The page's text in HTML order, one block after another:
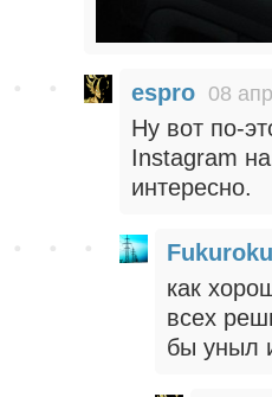
espro 08
Ну вот по-
Instagram
интересно.
как
всех
бы уныл